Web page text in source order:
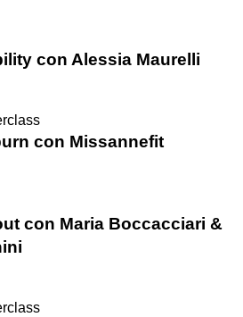
con Alessia Maurelli
con Missannefit
con Maria Boccacciari &